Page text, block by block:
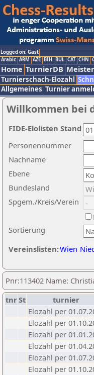
Logged on: Gast
Arabic ARM AZE BIH BUL CAT CHN
Home TurnierDB
Turnierschach-Elozahl
Allgemeines Turnier
Willkommen bei
Nachname
Ebene
Sortierung
Personennummer
Bundesland
Spgem./Kreis/Verein
Vereinslisten:Wien
FIDE-Elolisten Stand
Pnr:113402 Name:
tnrSt turnier
Elozahl per
Elozahl per
Elozahl per
Elozahl per
Elozahl per
Elozahl per